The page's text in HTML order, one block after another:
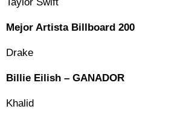
Mejor Artista Billboard 200
Drake
Billie Eilish – GANADOR
Khalid